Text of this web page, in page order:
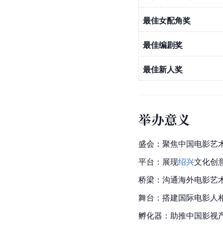
最佳女配角奖
最佳编剧奖
最佳新人奖
举办意义
盛会：聚焦中国电影艺
平台：展现绍兴文化创
桥梁：沟通海外电影艺
舞台：搭建国际电影人
孵化器：助推中国影视